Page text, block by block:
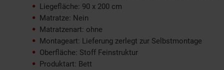
Liegefläche: 90 x 200 cm
Matratze: Nein
Matratzenart: ohne
Montageart: Lieferung zerlegt zur Selbstmontage
Oberfläche: Stoff Feinstruktur
Produktart: Bett